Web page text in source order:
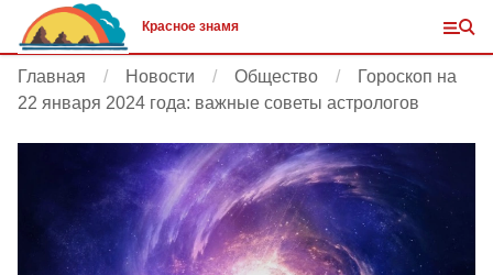
Красное знамя
Главная Новости Общество
Гороскоп на
22 января 2024 года: важные советы астрологов